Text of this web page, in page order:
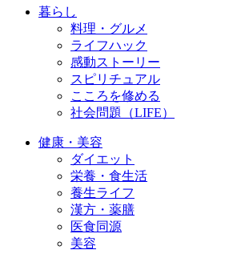
暮らし
料理・グルメ
ライフハック
感動ストーリー
スピリチュアル
こころを修める
社会問題（LIFE）
健康・美容
ダイエット
栄養・食生活
養生ライフ
漢方・薬膳
医食同源
美容